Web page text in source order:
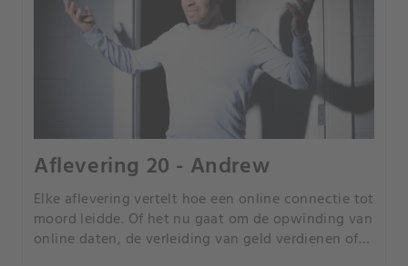
Aflevering 20 - Andrew
Elke aflevering vertelt hoe een online connectie tot
moord leidde. Of het nu gaat om de opwinding van
online daten, de verleiding van geld verdienen of